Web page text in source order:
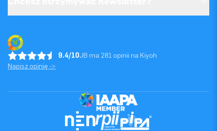
9.4/10JB ma 281 opinii na Kiyoh
Napisz opinię ->